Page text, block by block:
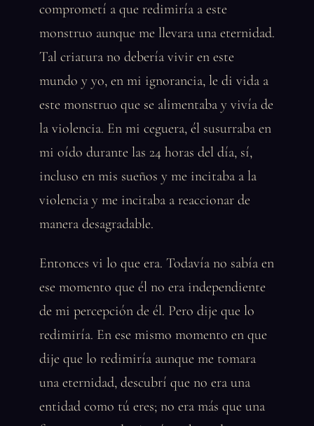
comprometí a que redimiría a este
monstruo aunque me llevara una eternidad.
Tal criatura no debería vivir en este
mundo y yo, en mi ignorancia, le di vida a
este monstruo que se alimentaba y vivía de
la violencia. En mi ceguera, él susurraba en
mi oído durante las 24 horas del día, sí,
incluso en mis sueños y me incitaba a la
violencia y me incitaba a reaccionar de
manera desagradable.
Entonces vi lo que era. Todavía no sabía en
ese momento que él no era independiente
de mi percepción de él. Pero dije que lo
redimiría. En ese mismo momento en que
dije que lo redimiría aunque me tomara
una eternidad, descubrí que no era una
entidad como tú eres; no era más que una